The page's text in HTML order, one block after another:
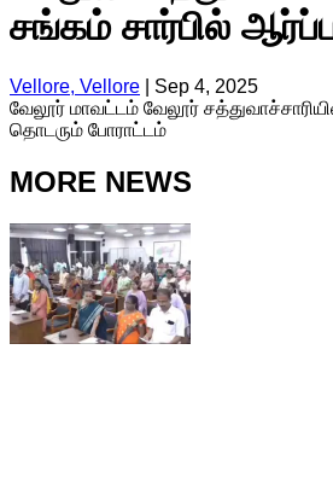
சங்கம் சார்பில்
Vellore, Vellore
Sep 4, 2025
வேலூர் மாவட்டம் வேலூர்
தொடரும் போராட்டம்
MORE NEWS